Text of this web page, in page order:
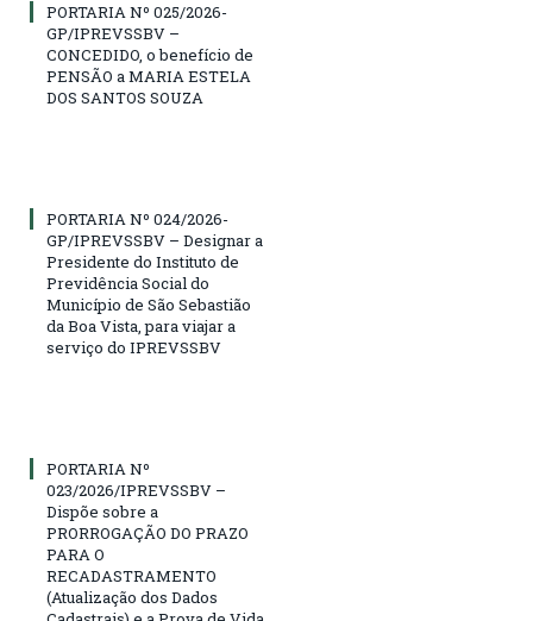
PORTARIA Nº 025/2026-
GP/IPREVSSBV –
CONCEDIDO, o benefício de
PENSÃO a MARIA ESTELA
DOS SANTOS SOUZA
PORTARIA Nº 024/2026-
GP/IPREVSSBV – Designar a
Presidente do Instituto de
Previdência Social do
Município de São Sebastião
da Boa Vista, para viajar a
serviço do IPREVSSBV
PORTARIA Nº
023/2026/IPREVSSBV –
Dispõe sobre a
PRORROGAÇÃO DO PRAZO
PARA O
RECADASTRAMENTO
(Atualização dos Dados